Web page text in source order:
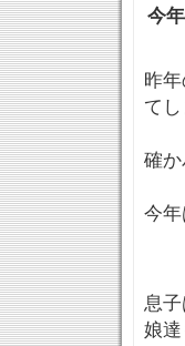
今
昨
て
確
今
息
娘